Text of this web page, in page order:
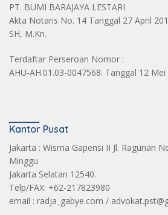
PT. BUMI BARAJAYA LESTARI
Akta Notaris No. 14 Tanggal 27 April
SH, M.Kn.
Terdaftar Perseroan Nomor :
AHU-AH.01.03-0047568. Tanggal 12 Mei
Kantor Pusat
Jakarta : Wisma Gapensi II Jl. Ragunan
Minggu
Jakarta Selatan 12540.
Telp/FAX: +62-217823980
email : radja_gabye.com /